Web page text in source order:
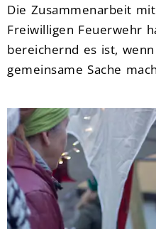
Die Zusammenarbeit
Freiwilligen Feuerwehr
bereichernd es ist,
gemeinsame Sache